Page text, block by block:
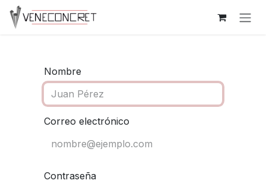
Ir al contenido
Nombre
Correo electrónico
Contraseña